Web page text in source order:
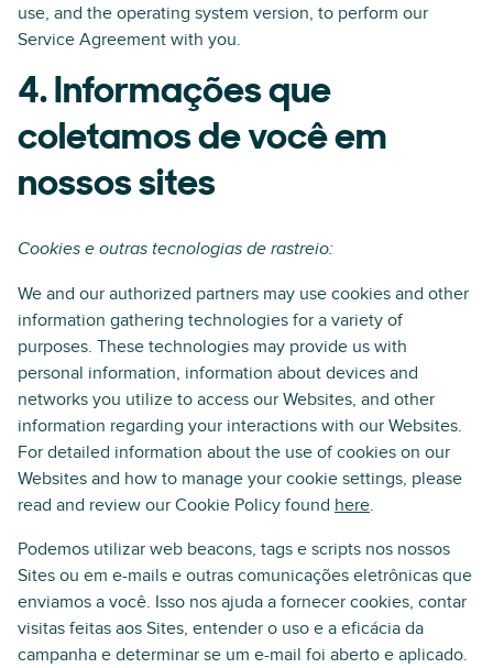
use, and the operating system version, to perform our
Service Agreement with you.
4. Informações que
coletamos de você em
nossos sites
Cookies e outras tecnologias de rastreio:
We and our authorized partners may use cookies and other
information gathering technologies for a variety of
purposes. These technologies may provide us with
personal information, information about devices and
networks you utilize to access our Websites, and other
information regarding your interactions with our Websites.
For detailed information about the use of cookies on our
Websites and how to manage your cookie settings, please
read and review our Cookie Policy found here.
Podemos utilizar web beacons, tags e scripts nos nossos
Sites ou em e-mails e outras comunicações eletrônicas que
enviamos a você. Isso nos ajuda a fornecer cookies, contar
visitas feitas aos Sites, entender o uso e a eficácia da
campanha e determinar se um e-mail foi aberto e aplicado.